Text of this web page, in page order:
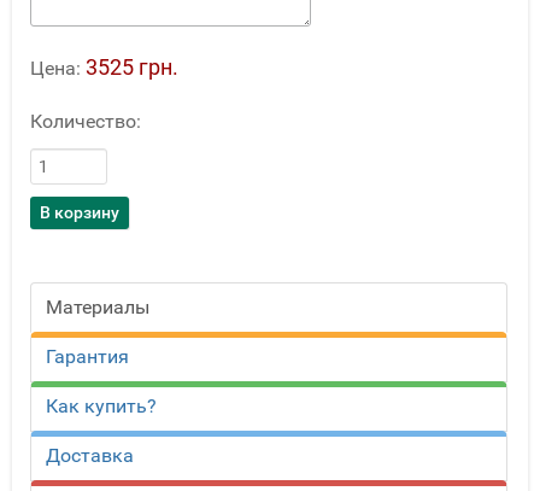
Цена: 3525 грн.
Количество:
Материалы
Гарантия
Как купить?
Доставка